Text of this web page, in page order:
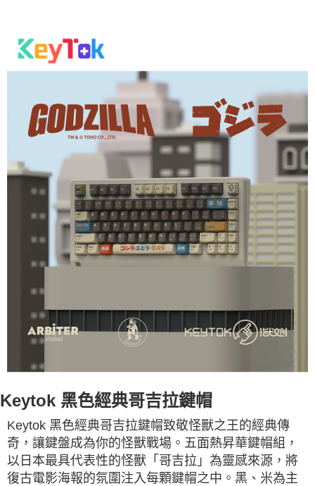
Keytok 黑色經典哥吉拉鍵帽
Keytok 黑色經典哥吉拉鍵帽致敬怪獸之王的經典傳
奇，讓鍵盤成為你的怪獸戰場。五面熱昇華鍵帽組，
以日本最具代表性的怪獸「哥吉拉」為靈感來源，將
復古電影海報的氛圍注入每顆鍵帽之中。黑、米為主